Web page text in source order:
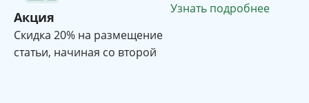
Акция
Cкидка 20% на размещение
статьи, начиная со второй
Узнать подробнее